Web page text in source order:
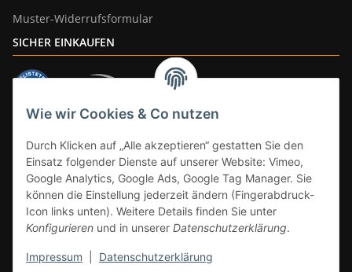
Wie wir Cookies & Co nutzen
Durch Klicken auf „Alle akzeptieren“ gestatten Sie den
Einsatz folgender Dienste auf unserer Website: Vimeo,
Google Analytics, Google Ads, Google Tag Manager. Sie
können die Einstellung jederzeit ändern (Fingerabdruck-
Icon links unten). Weitere Details finden Sie unter
Konfigurieren und in unserer Datenschutzerklärung.
Impressum Datenschutzerklärung
Muster-Widerrufsformular
SICHER EINKAUFEN